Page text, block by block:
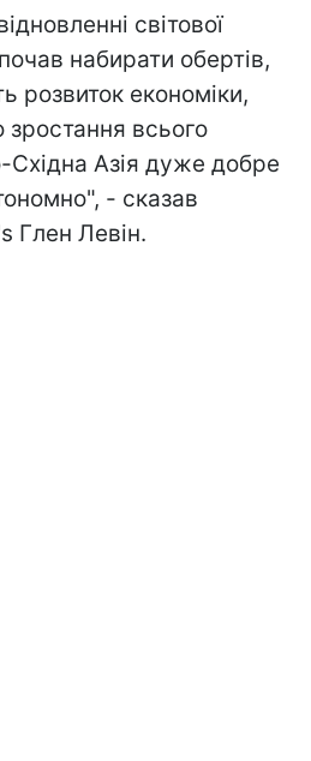
світової
набирати обертів,
розвиток економіки,
всього
Східна Азія дуже добре
- сказав
Глен Левін.